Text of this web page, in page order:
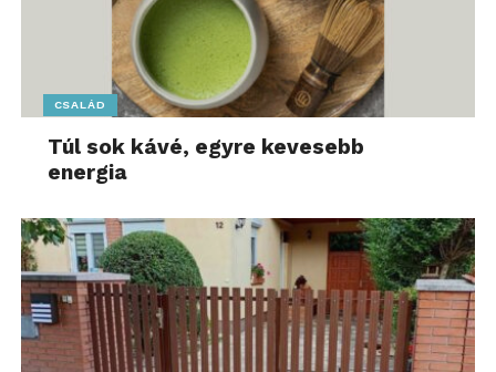
CSALÁD
Túl sok kávé, egyre kevesebb
energia